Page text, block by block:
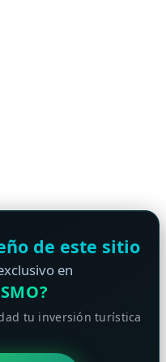
de este sitio
en
tu inversión turística